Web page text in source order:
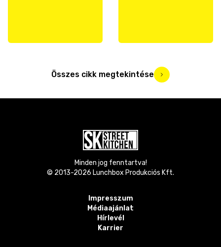
Összes cikk megtekintése
Minden jog fenntartva!
© 2013-2026 Lunchbox Produkciós Kft.
Impresszum
Médiaajánlat
Hírlevél
Karrier